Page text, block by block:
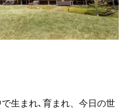
生まれ､育まれ、今日の世